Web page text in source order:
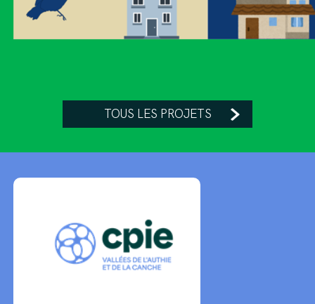
TOUS LES PROJETS